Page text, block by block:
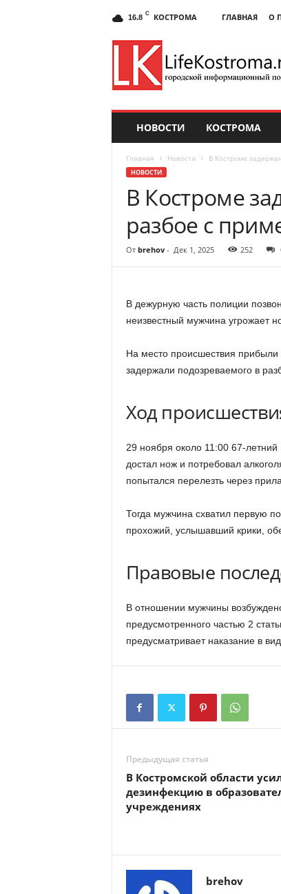
16.8 C КОСТРОМА ГЛАВНАЯ О
НОВОСТИ КОСТРОМА
Главная Новости В Костроме
НОВОСТИ
В Костроме
разбое с
От brehov- Дек 1, 2025 252
В дежурную часть полиции
неизвестный мужчина угрожает
На место происшествия прибыли
задержали подозреваемого в
Ход
29 ноября около 11:00 67-
достал нож и потребовал
попытался перелезть через
Тогда мужчина схватил первую
прохожий, услышавший крики,
Правовые
В отношении мужчины
предусмотренного частью 2
предусматривает наказание в
Предыдущая статья
В Костромской области
дезинфекцию в
учреждениях
brehov